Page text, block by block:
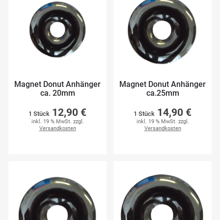
Magnet Donut Anhänger
ca. 20mm
1 Stück 12,90 €
inkl. 19 % MwSt. zzgl.
Versandkosten
Magnet Donut Anhänger
ca.25mm
1 Stück 14,90 €
inkl. 19 % MwSt. zzgl.
Versandkosten